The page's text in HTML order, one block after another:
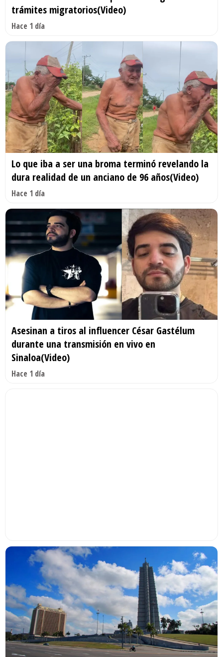
trámites migratorios(Video)
Hace 1 día
Lo que iba a ser una broma terminó revelando la
dura realidad de un anciano de 96 años(Video)
Hace 1 día
Asesinan a tiros al influencer César Gastélum
durante una transmisión en vivo en
Sinaloa(Video)
Hace 1 día